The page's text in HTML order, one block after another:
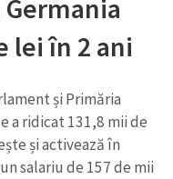
lei în 2 ani
și Primăria
a ridicat 131,8 mii de
și activează în
salariu de 157 de mii